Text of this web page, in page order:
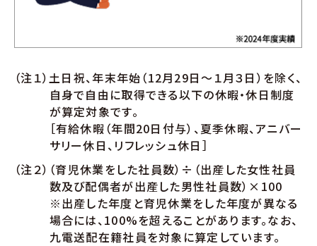
（注１）土日祝、年末年始（12月29日～１月３日）を除く、
自身で自由に取得できる以下の休暇・休日制度
が算定対象です。
［有給休暇（年間20日付与）、夏季休暇、アニバー
サリー休日、リフレッシュ休日］
（注２）（育児休業をした社員数）÷（出産した女性社員
数及び配偶者が出産した男性社員数）×100
※出産した年度と育児休業をした年度が異なる
場合には、100%を超えることがあります。なお、
九電送配在籍社員を対象に算定しています。